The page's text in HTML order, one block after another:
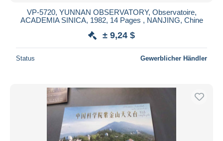
VP-5720, YUNNAN OBSERVATORY, Observatoire,
ACADEMIA SINICA, 1982, 14 Pages , NANJING, Chine
± 9,24 $
Status Gewerblicher Händler